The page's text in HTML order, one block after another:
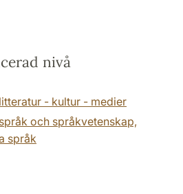
nivå
- kultur - medier
och språkvetenskap,
språk